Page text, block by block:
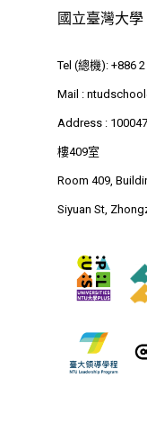
國立臺灣大
Tel (總機): +886
Mail :
Address :
樓409室
Room 409,
Siyuan St,